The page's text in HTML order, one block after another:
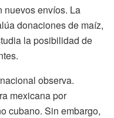
nuevos envíos. La
donaciones de maíz,
la posibilidad de
observa.
mexicana por
cubano. Sin embargo,